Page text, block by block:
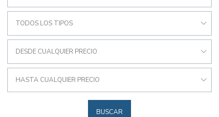
TODOS LOS TIPOS
DESDE CUALQUIER PRECIO
HASTA CUALQUIER PRECIO
BUSCAR